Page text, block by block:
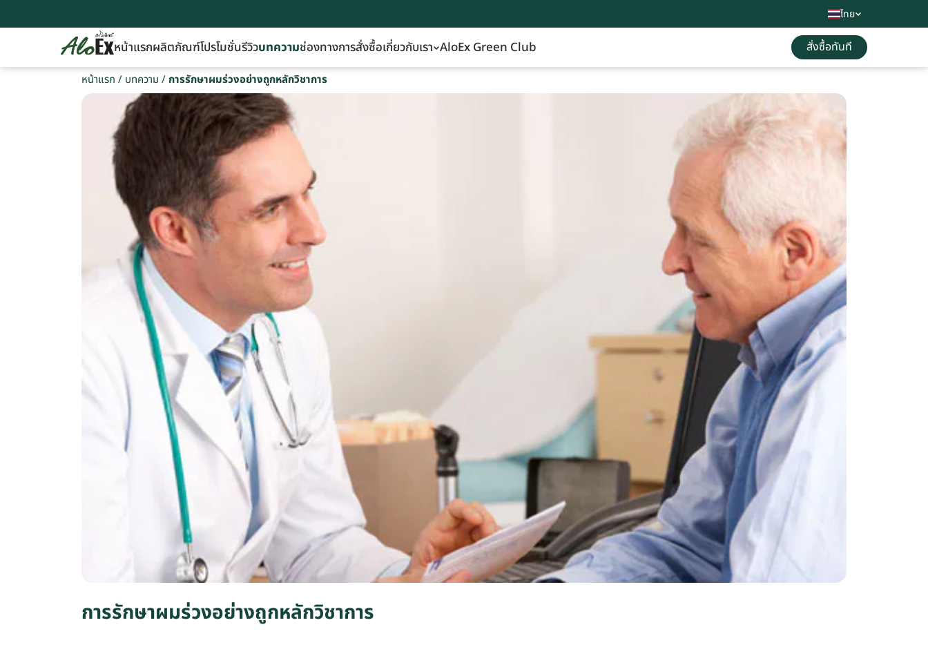
ไทย
หน้าแรกผลิตภัณฑ์โปรโมชั่นรีวิวบทความช่องทางการสั่งซื้อเกี่ยวกับเรา AloEx Green Club สั่งซื้อทันที
หน้าแรก / บทความ /การรักษาผมร่วงอย่างถูกหลักวิชาการ
การรักษาผมร่วงอย่างถูกหลักวิชาการ